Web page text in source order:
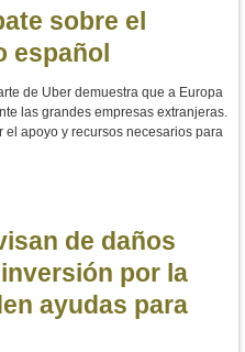
sobre el
español
de Uber demuestra que a Europa
las grandes empresas extranjeras.
el apoyo y recursos necesarios para
de daños
por la
ayudas para